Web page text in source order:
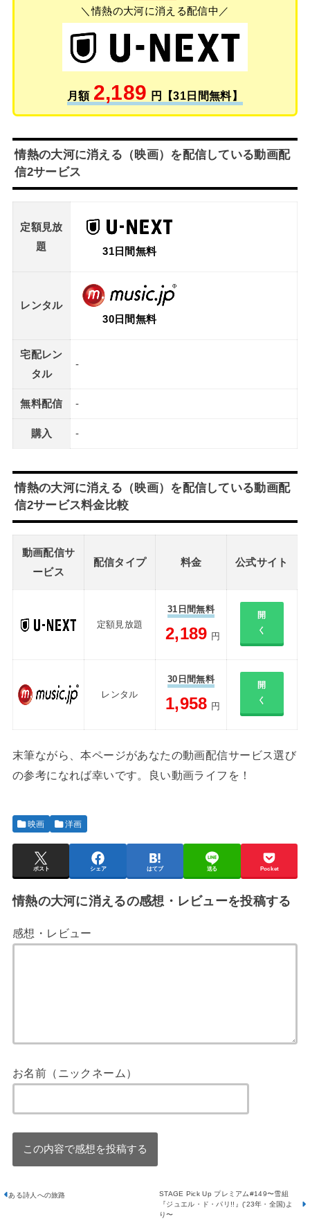
＼情熱の大河に消える配信中／
月額 2,189 円【31日間無料】
情熱の大河に消える（映画）を配信している動画配
信2サービス
定額見放
題
31日間無料
レンタル
30日間無料
宅配レン
タル
-
無料配信 -
購入 -
情熱の大河に消える（映画）を配信している動画配
信2サービス料金比較
動画配信サ
ービス
配信タイプ 料金 公式サイト
定額見放題
31日間無料
2,189 円
開
く
レンタル
30日間無料
1,958 円
開
く
末筆ながら、本ページがあなたの動画配信サービス選び
の参考になれば幸いです。良い動画ライフを！
映画 洋画
ポスト シェア はてブ 送る Pocket
情熱の大河に消えるの感想・レビューを投稿する
感想・レビュー
お名前（ニックネーム）
ある詩人への旅路
STAGE Pick Up プレミアム#149〜雪組
『ジュエル・ド・パリ!!』('23年・全国)よ
り〜